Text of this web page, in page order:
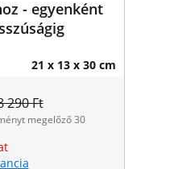
- egyenként
21 x 13 x 30 cm
290 Ft
megelőző 30